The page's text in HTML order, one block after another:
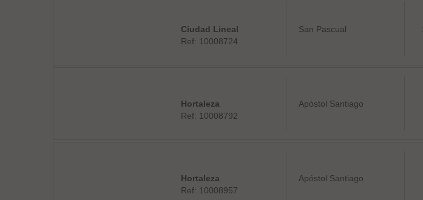
Ciudad Lineal
Ref: 10008724
San Pascual
Hortaleza
Ref: 10008792
Apóstol Santiago
Hortaleza
Ref: 10008957
Apóstol Santiago